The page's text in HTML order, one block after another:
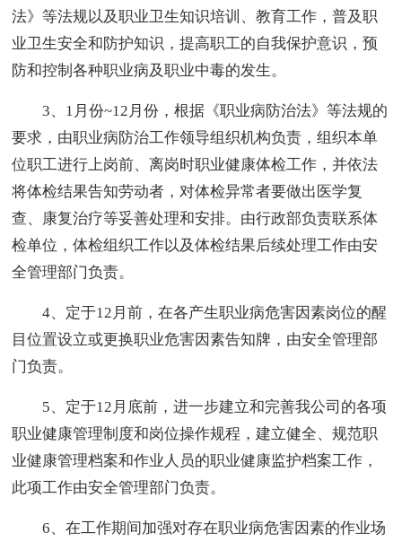
法》等法规以及职业卫生知识培训、教育工作，普及职
业卫生安全和防护知识，提高职工的自我保护意识，预
防和控制各种职业病及职业中毒的发生。
3、1月份~12月份，根据《职业病防治法》等法规的
要求，由职业病防治工作领导组织机构负责，组织本单
位职工进行上岗前、离岗时职业健康体检工作，并依法
将体检结果告知劳动者，对体检异常者要做出医学复
查、康复治疗等妥善处理和安排。由行政部负责联系体
检单位，体检组织工作以及体检结果后续处理工作由安
全管理部门负责。
4、定于12月前，在各产生职业病危害因素岗位的醒
目位置设立或更换职业危害因素告知牌，由安全管理部
门负责。
5、定于12月底前，进一步建立和完善我公司的各项
职业健康管理制度和岗位操作规程，建立健全、规范职
业健康管理档案和作业人员的职业健康监护档案工作，
此项工作由安全管理部门负责。
6、在工作期间加强对存在职业病危害因素的作业场